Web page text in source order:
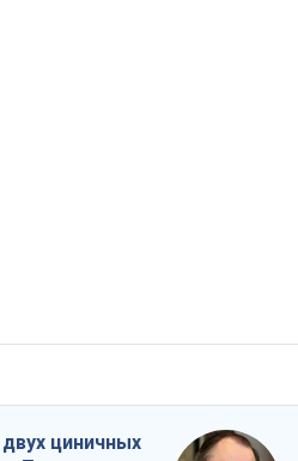
циничных